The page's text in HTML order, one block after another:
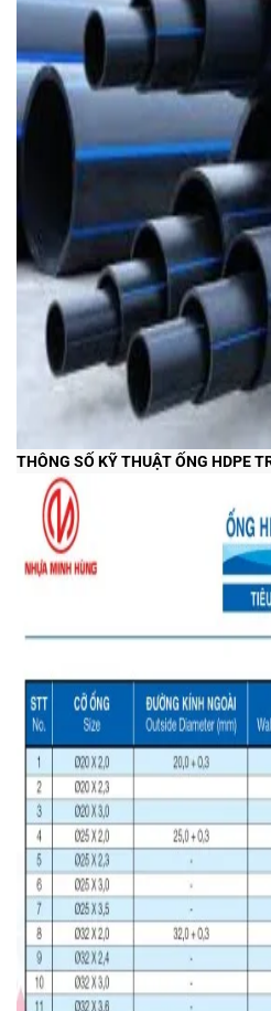
THÔNG SỐ KỸ THUẬT ỐNG HDPE